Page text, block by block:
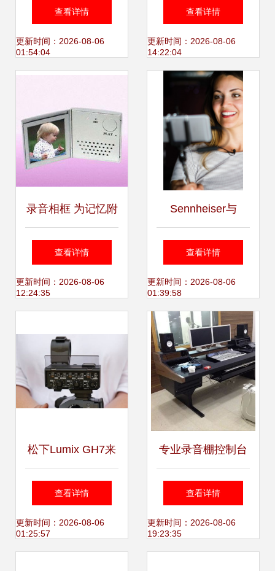
影制作,南京画册设
计印刷-必得印象
查看详情
更新时间：2026-08-06
01:54:04
工业时代的数字铁
匠
查看详情
更新时间：2026-08-06
14:22:04
录音相框 为记忆附
加声音的全新交互
体验
查看详情
更新时间：2026-08-06
12:24:35
Sennheiser与
Apogee联合推出首
款针对Apple iOS
设备的数字领夹话
筒
查看详情
更新时间：2026-08-06
01:39:58
松下Lumix GH7来
袭 创新性能与专业
摄影的融合
查看详情
更新时间：2026-08-06
01:25:57
专业录音棚控制台
音频制作的工业美
学
查看详情
更新时间：2026-08-06
19:23:35